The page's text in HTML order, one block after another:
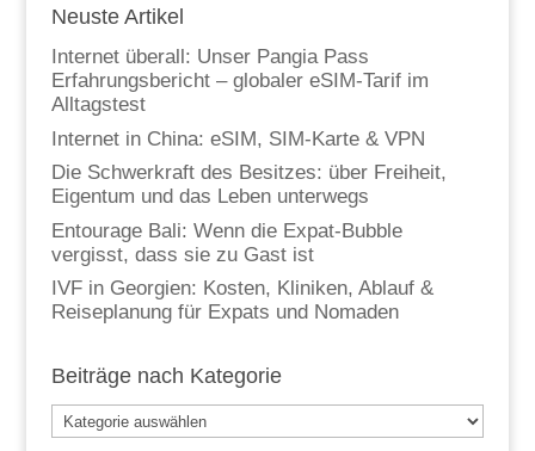
Neuste Artikel
Internet überall: Unser Pangia Pass
Erfahrungsbericht – globaler eSIM-Tarif im
Alltagstest
Internet in China: eSIM, SIM-Karte & VPN
Die Schwerkraft des Besitzes: über Freiheit,
Eigentum und das Leben unterwegs
Entourage Bali: Wenn die Expat-Bubble
vergisst, dass sie zu Gast ist
IVF in Georgien: Kosten, Kliniken, Ablauf &
Reiseplanung für Expats und Nomaden
Beiträge nach Kategorie
Beiträge
nach